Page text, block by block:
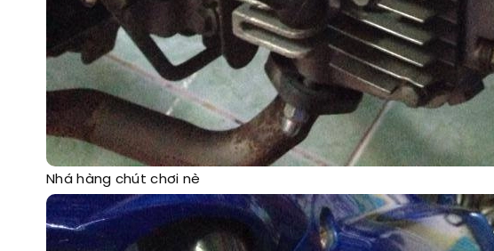
Nhá hàng chút chơi nè